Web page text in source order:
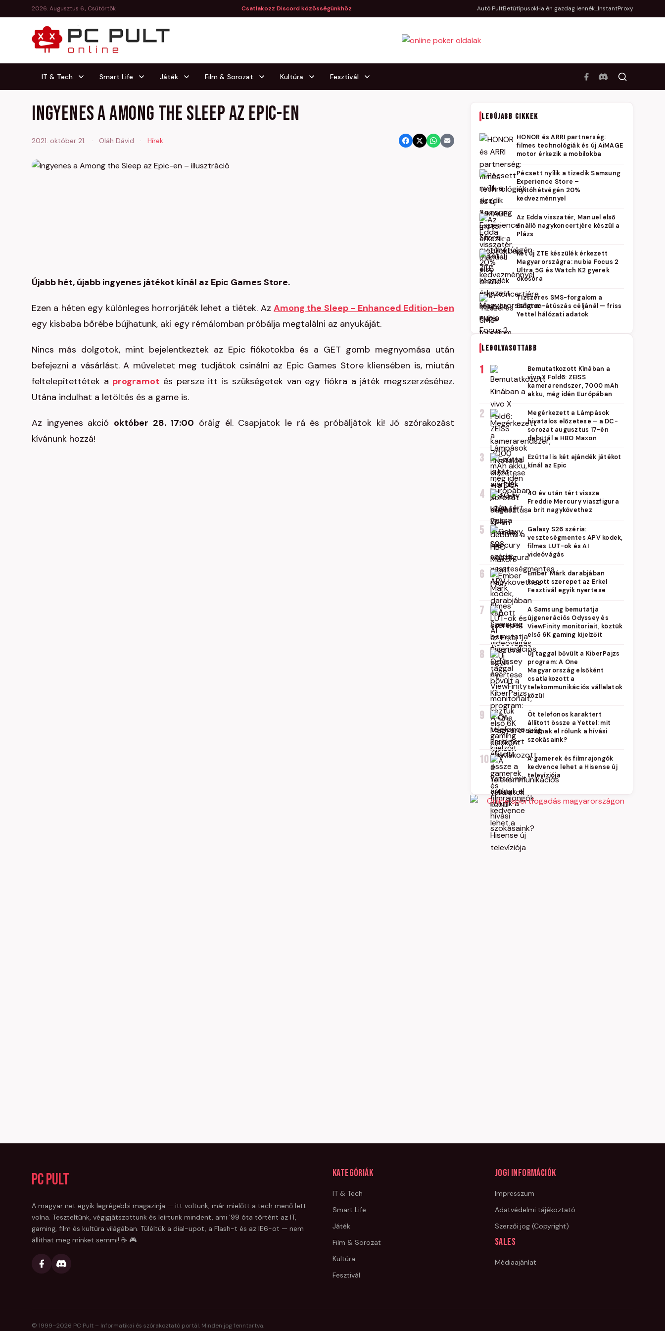
2026. Augusztus 6., Csütörtök Csatlakozz Discord közösségünkhöz Autó PultBetűtípusokHa én gazdag lennék...InstantProxy
IT & Tech Smart Life Játék Film & Sorozat Kultúra Fesztivál
Ingyenes a Among the Sleep az Epic-en
2021. október 21. · Oláh Dávid · Hírek
Újabb hét, újabb ingyenes játékot kínál az Epic Games Store.
Ezen a héten egy különleges horrorjáték lehet a tiétek. Az Among the Sleep - Enhanced Edition-ben
egy kisbaba bőrébe bújhatunk, aki egy rémálomban próbálja megtalálni az anyukáját.
Nincs más dolgotok, mint bejelentkeztek az Epic fiókotokba és a GET gomb megnyomása után
befejezni a vásárlást. A műveletet meg tudjátok csinálni az Epic Games Store kliensében is, miután
feltelepítettétek a programot és persze itt is szükségetek van egy fiókra a játék megszerzéséhez.
Utána indulhat a letöltés és a game is.
Az ingyenes akció október 28. 17:00 óráig él. Csapjatok le rá és próbáljátok ki! Jó szórakozást
kívánunk hozzá!
LEGÚJABB CIKKEK
HONOR és ARRI partnerség:
filmes technológiák és új AiMAGE
motor érkezik a mobilokba
Pécsett nyílik a tizedik Samsung
Experience Store –
nyitóhétvégén 20%
kedvezménnyel
Az Edda visszatér, Manuel első
önálló nagykoncertjére készül a
Plázs
Két új ZTE készülék érkezett
Magyarországra: nubia Focus 2
Ultra 5G és Watch K2 gyerek
okosóra
Tízszeres SMS-forgalom a
Balaton-átúszás céljánál — friss
Yettel hálózati adatok
LEGOLVASOTTABB
1
Bemutatkozott Kínában a
vivo X Fold6: ZEISS
kamerarendszer, 7000 mAh
akku, még idén Európában
2
Megérkezett a Lámpások
hivatalos előzetese – a DC-
sorozat augusztus 17-én
debütál a HBO Maxon
3
Ezúttal is két ajándék játékot
kínál az Epic
4
40 év után tért vissza
Freddie Mercury viaszfigura
a brit nagykövethez
5
Galaxy S26 széria:
veszteségmentes APV kodek,
filmes LUT-ok és AI
videóvágás
6
Ember Márk darabjában
kapott szerepet az Erkel
Fesztivál egyik nyertese
7
A Samsung bemutatja
újgenerációs Odyssey és
ViewFinity monitoriait, köztük
első 6K gaming kijelzőit
8
Új taggal bővült a KiberPajzs
program: A One
Magyarország elsőként
csatlakozott a
telekommunikációs vállalatok
közül
9
Öt telefonos karaktert
állított össze a Yettel: mit
árulnak el rólunk a hívási
szokásaink?
10
A gamerek és filmrajongók
kedvence lehet a Hisense új
televíziója
PC Pult
A magyar net egyik legrégebbi magazinja — itt voltunk, már mielőtt a tech menő lett
volna. Teszteltünk, végigjátszottunk és leírtunk mindent, ami '99 óta történt az IT,
gaming, film és kultúra világában. Túléltük a dial-upot, a Flash-t és az IE6-ot — nem
állíthat meg minket semmi! ☕ 🎮
Kategóriák
IT & Tech
Smart Life
Játék
Film & Sorozat
Kultúra
Fesztivál
Jogi információk
Impresszum
Adatvédelmi tájékoztató
Szerzői jog (Copyright)
Sales
Médiaajánlat
© 1999–2026 PC Pult – Informatikai és szórakoztató portál. Minden jog fenntartva.